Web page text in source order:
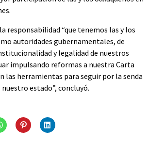
responsabilidad “que tenemos las y los
autoridades gubernamentales, de
y legalidad de nuestros
impulsando reformas a nuestra Carta
las herramientas para seguir por la senda
estado”, concluyó.